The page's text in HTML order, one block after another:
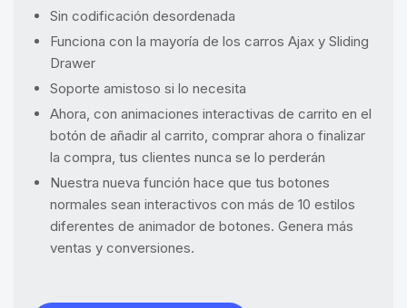
Sin codificación desordenada
Funciona con la mayoría de los carros Ajax y Sliding
Drawer
Soporte amistoso si lo necesita
Ahora, con animaciones interactivas de carrito en el
botón de añadir al carrito, comprar ahora o finalizar
la compra, tus clientes nunca se lo perderán
Nuestra nueva función hace que tus botones
normales sean interactivos con más de 10 estilos
diferentes de animador de botones. Genera más
ventas y conversiones.